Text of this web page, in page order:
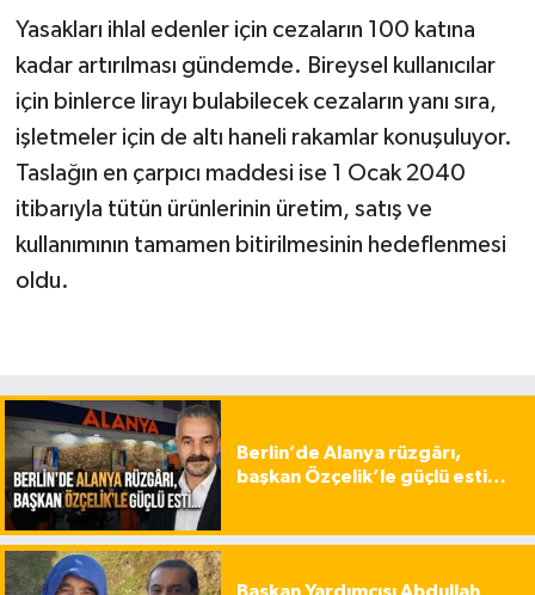
Yasakları ihlal edenler için cezaların 100 katına
kadar artırılması gündemde. Bireysel kullanıcılar
için binlerce lirayı bulabilecek cezaların yanı sıra,
işletmeler için de altı haneli rakamlar konuşuluyor.
Taslağın en çarpıcı maddesi ise 1 Ocak 2040
itibarıyla tütün ürünlerinin üretim, satış ve
kullanımının tamamen bitirilmesinin hedeflenmesi
oldu.
Berlin’de Alanya rüzgârı,
başkan Özçelik’le güçlü esti…